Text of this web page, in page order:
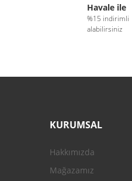
Havale ile
%15 indirimli
alabilirsiniz
KURUMSAL
Hakkımızda
Mağazamız